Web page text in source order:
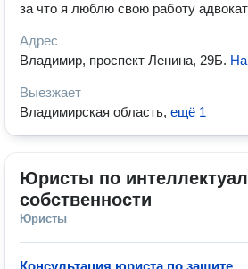
за что я люблю свою работу
Адрес
Владимир, проспект Ленина, 29Б. На
Выезжает
Владимирская область, ещё 1
Юристы по
собственности
Юристы
Консультация юриста по защите